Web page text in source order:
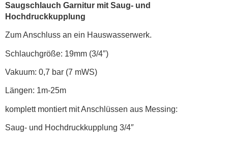
Saugschlauch Garnitur mit Saug- und
Hochdruckkupplung
Zum Anschluss an ein Hauswasserwerk.
Schlauchgröße: 19mm (3/4″)
Vakuum: 0,7 bar (7 mWS)
Längen: 1m-25m
komplett montiert mit Anschlüssen aus Messing:
Saug- und Hochdruckkupplung 3/4″